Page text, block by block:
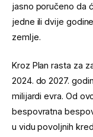
jasno poručeno da
jedne ili dvije
zemlje.
Kroz Plan rasta za
2024. do 2027.
milijardi evra. Od
bespovratna
u vidu povoljnih